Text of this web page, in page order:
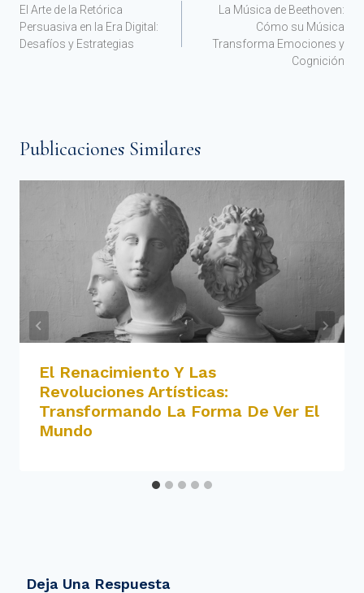
El Arte de la Retórica
Persuasiva en la Era Digital:
Desafíos y Estrategias
La Música de Beethoven:
Cómo su Música
Transforma Emociones y
Cognición
Publicaciones Similares
El Renacimiento Y Las
Revoluciones Artísticas:
Transformando La Forma De Ver El
Mundo
Deja Una Respuesta